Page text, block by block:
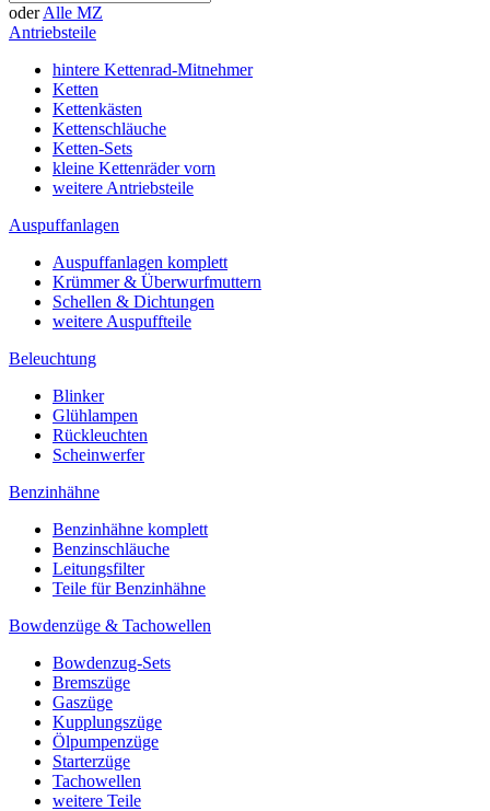
oder Alle MZ
Antriebsteile
hintere Kettenrad-Mitnehmer
Ketten
Kettenkästen
Kettenschläuche
Ketten-Sets
kleine Kettenräder vorn
weitere Antriebsteile
Auspuffanlagen
Auspuffanlagen komplett
Krümmer & Überwurfmuttern
Schellen & Dichtungen
weitere Auspuffteile
Beleuchtung
Blinker
Glühlampen
Rückleuchten
Scheinwerfer
Benzinhähne
Benzinhähne komplett
Benzinschläuche
Leitungsfilter
Teile für Benzinhähne
Bowdenzüge & Tachowellen
Bowdenzug-Sets
Bremszüge
Gaszüge
Kupplungszüge
Ölpumpenzüge
Starterzüge
Tachowellen
weitere Teile